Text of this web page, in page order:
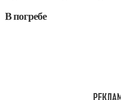
В погребе